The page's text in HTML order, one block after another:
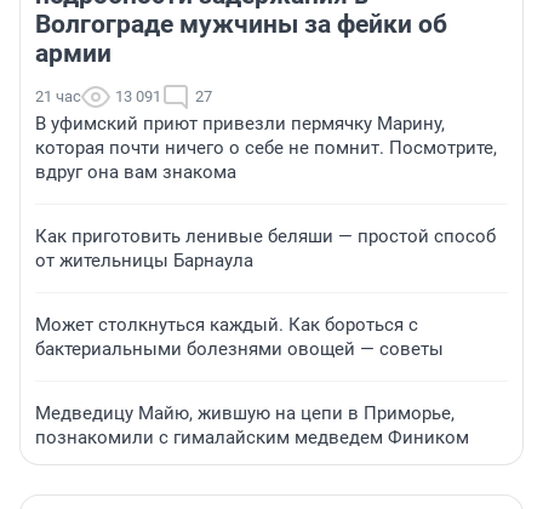
Волгограде мужчины за фейки об
армии
21 час 13 091 27
В уфимский приют привезли пермячку Марину,
которая почти ничего о себе не помнит. Посмотрите,
вдруг она вам знакома
Как приготовить ленивые беляши — простой способ
от жительницы Барнаула
Может столкнуться каждый. Как бороться с
бактериальными болезнями овощей — советы
Медведицу Майю, жившую на цепи в Приморье,
познакомили с гималайским медведем Фиником